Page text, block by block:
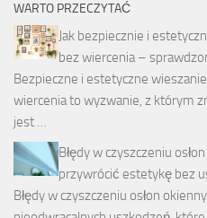
WARTO PRZECZYTAĆ
Jak bezpiecznie i
bez wiercenia –
Bezpieczne i estetyczne
wiercenia to wyzwanie, z którym
jest …
Błędy w czyszczeniu
przywrócić estetykę bez
Błędy w czyszczeniu osłon